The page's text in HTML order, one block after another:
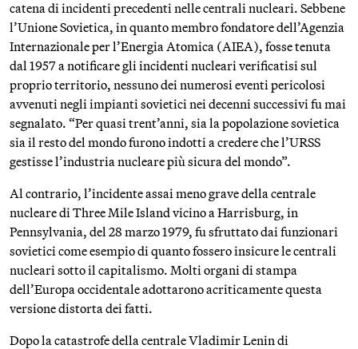
catena di incidenti precedenti nelle centrali nucleari. Sebbene
l’Unione Sovietica, in quanto membro fondatore dell’Agenzia
Internazionale per l’Energia Atomica (AIEA), fosse tenuta
dal 1957 a notificare gli incidenti nucleari verificatisi sul
proprio territorio, nessuno dei numerosi eventi pericolosi
avvenuti negli impianti sovietici nei decenni successivi fu mai
segnalato. “Per quasi trent’anni, sia la popolazione sovietica
sia il resto del mondo furono indotti a credere che l’URSS
gestisse l’industria nucleare più sicura del mondo”.
Al contrario, l’incidente assai meno grave della centrale
nucleare di Three Mile Island vicino a Harrisburg, in
Pennsylvania, del 28 marzo 1979, fu sfruttato dai funzionari
sovietici come esempio di quanto fossero insicure le centrali
nucleari sotto il capitalismo. Molti organi di stampa
dell’Europa occidentale adottarono acriticamente questa
versione distorta dei fatti.
Dopo la catastrofe della centrale Vladimir Lenin di